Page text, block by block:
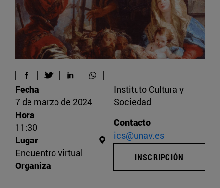
Fecha
7 de marzo de 2024
Hora
11:30
Lugar
Encuentro virtual
Organiza
Instituto Cultura y
Sociedad
Contacto
ics@unav.es
INSCRIPCIÓN